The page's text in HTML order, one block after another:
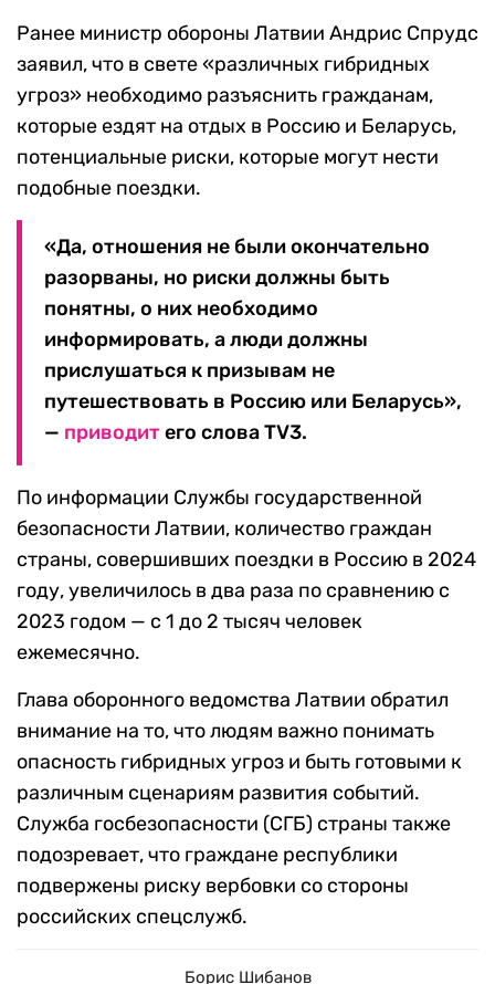
Ранее министр обороны Латвии Андрис Спрудс
заявил, что в свете «различных гибридных
угроз» необходимо разъяснить гражданам,
которые ездят на отдых в Россию и Беларусь,
потенциальные риски, которые могут нести
подобные поездки.
«Да, отношения не были окончательно
разорваны, но риски должны быть
понятны, о них необходимо
информировать, а люди должны
прислушаться к призывам не
путешествовать в Россию или Беларусь»,
— приводитего слова TV3.
По информации Службы государственной
безопасности Латвии, количество граждан
страны, совершивших поездки в Россию в 2024
году, увеличилось в два раза по сравнению с
2023 годом — с 1 до 2 тысяч человек
ежемесячно.
Глава оборонного ведомства Латвии обратил
внимание на то, что людям важно понимать
опасность гибридных угроз и быть готовыми к
различным сценариям развития событий.
Служба госбезопасности (СГБ) страны также
подозревает, что граждане республики
подвержены риску вербовки со стороны
российских спецслужб.
Борис Шибанов